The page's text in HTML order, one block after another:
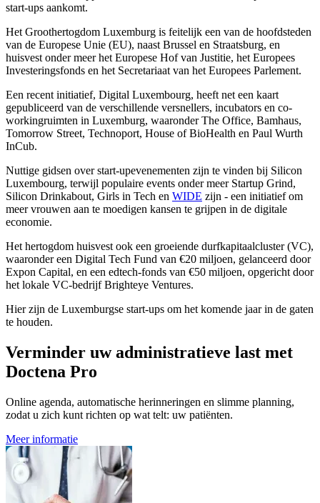
start-ups aankomt.
Het Groothertogdom Luxemburg is feitelijk een van de hoofdsteden
van de Europese Unie (EU), naast Brussel en Straatsburg, en
huisvest onder meer het Europese Hof van Justitie, het Europees
Investeringsfonds en het Secretariaat van het Europees Parlement.
Een recent initiatief, Digital Luxembourg, heeft net een kaart
gepubliceerd van de verschillende versnellers, incubators en co-
workingruimten in Luxemburg, waaronder The Office, Bamhaus,
Tomorrow Street, Technoport, House of BioHealth en Paul Wurth
InCub.
Nuttige gidsen over start-upevenementen zijn te vinden bij Silicon
Luxembourg, terwijl populaire events onder meer Startup Grind,
Silicon Drinkabout, Girls in Tech en WIDE zijn - een initiatief om
meer vrouwen aan te moedigen kansen te grijpen in de digitale
economie.
Het hertogdom huisvest ook een groeiende durfkapitaalcluster (VC),
waaronder een Digital Tech Fund van €20 miljoen, gelanceerd door
Expon Capital, en een edtech-fonds van €50 miljoen, opgericht door
het lokale VC-bedrijf Brighteye Ventures.
Hier zijn de Luxemburgse start-ups om het komende jaar in de gaten
te houden.
Verminder uw administratieve last met
Doctena Pro
Online agenda, automatische herinneringen en slimme planning,
zodat u zich kunt richten op wat telt: uw patiënten.
Meer informatie